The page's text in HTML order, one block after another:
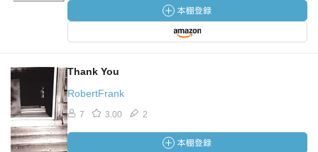
Thank You
RobertFrank
7 3.00 2